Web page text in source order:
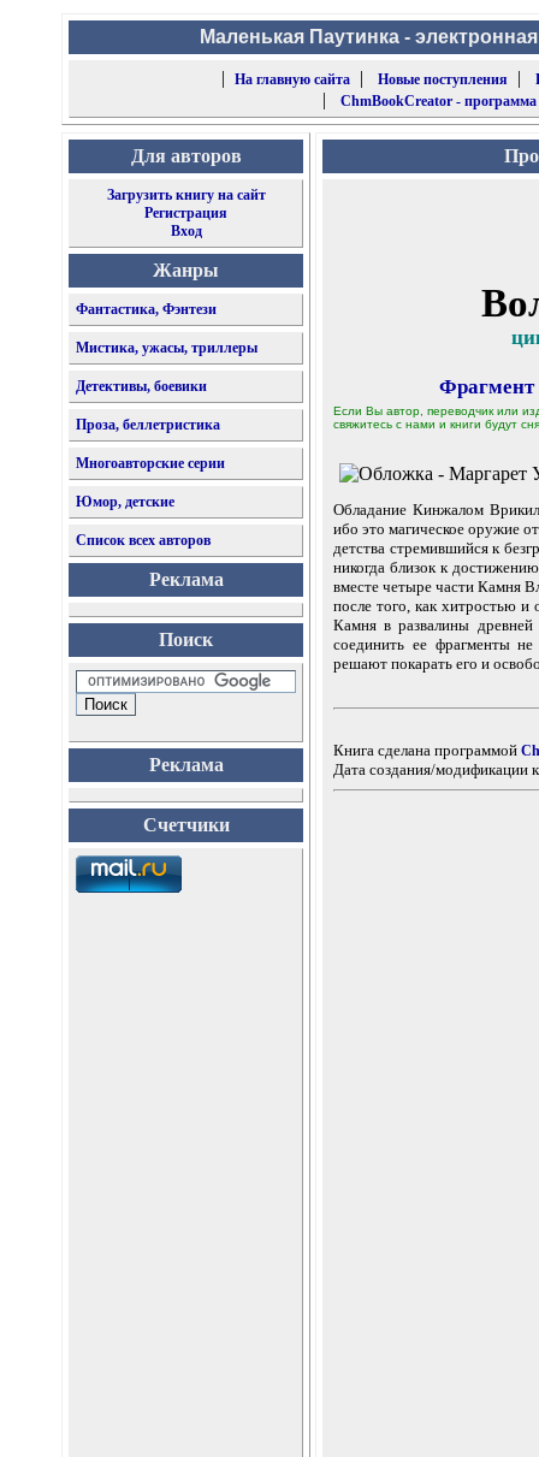
Маленькая Паутинка -
|
На главную сайта| Новые поступления |
| ChmBookCreator -
Для авторов
Загрузить книгу на сайт
Регистрация
Вход
Жанры
Фантастика, Фэнтези
Мистика, ужасы, триллеры
Детективы, боевики
Проза, беллетристика
Многоавторские серии
Юмор, детские
Список всех авторов
Реклама
Поиск
Реклама
Счетчики
Фрагмент
Если Вы автор, переводчик или
свяжитесь с нами и книги будут
Обладание Кинжалом
ибо это магическое оружие
детства стремившийся к
никогда близок к
вместе четыре части Камня
после того, как хитростью и
Камня в развалины древней
соединить ее фрагменты не
решают покарать его и
Книга сделана программой
Дата создания/модификации